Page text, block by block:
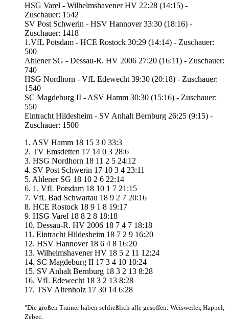
HSG Varel - Wilhelmshavener HV 22:28 (14:15) -
Zuschauer: 1542
SV Post Schwerin - HSV Hannover 33:30 (18:16) -
Zuschauer: 1418
1.VfL Potsdam - HCE Rostock 30:29 (14:14) - Zuschauer:
500
Ahlener SG - Dessau-R. HV 2006 27:20 (16:11) - Zuschauer:
740
HSG Nordhorn - VfL Edewecht 39:30 (20:18) - Zuschauer:
1540
SC Magdeburg II - ASV Hamm 30:30 (15:16) - Zuschauer:
550
Eintracht Hildesheim - SV Anhalt Bernburg 26:25 (9:15) -
Zuschauer: 1500
1. ASV Hamm 18 15 3 0 33:3
2. TV Emsdetten 17 14 0 3 28:6
3. HSG Nordhorn 18 11 2 5 24:12
4. SV Post Schwerin 17 10 3 4 23:11
5. Ahlener SG 18 10 2 6 22:14
6. 1. VfL Potsdam 18 10 1 7 21:15
7. VfL Bad Schwartau 18 9 2 7 20:16
8. HCE Rostock 18 9 1 8 19:17
9. HSG Varel 18 8 2 8 18:18
10. Dessau-R. HV 2006 18 7 4 7 18:18
11. Eintracht Hildesheim 18 7 2 9 16:20
12. HSV Hannover 18 6 4 8 16:20
13. Wilhelmshavener HV 18 5 2 11 12:24
14. SC Magdeburg II 17 3 4 10 10:24
15. SV Anhalt Bernburg 18 3 2 13 8:28
16. VfL Edewecht 18 3 2 13 8:28
17. TSV Altenholz 17 30 14 6:28
"Die großen Trainer haben schließlich alle gesoffen: Weisweiler, Happel,
Zebec.